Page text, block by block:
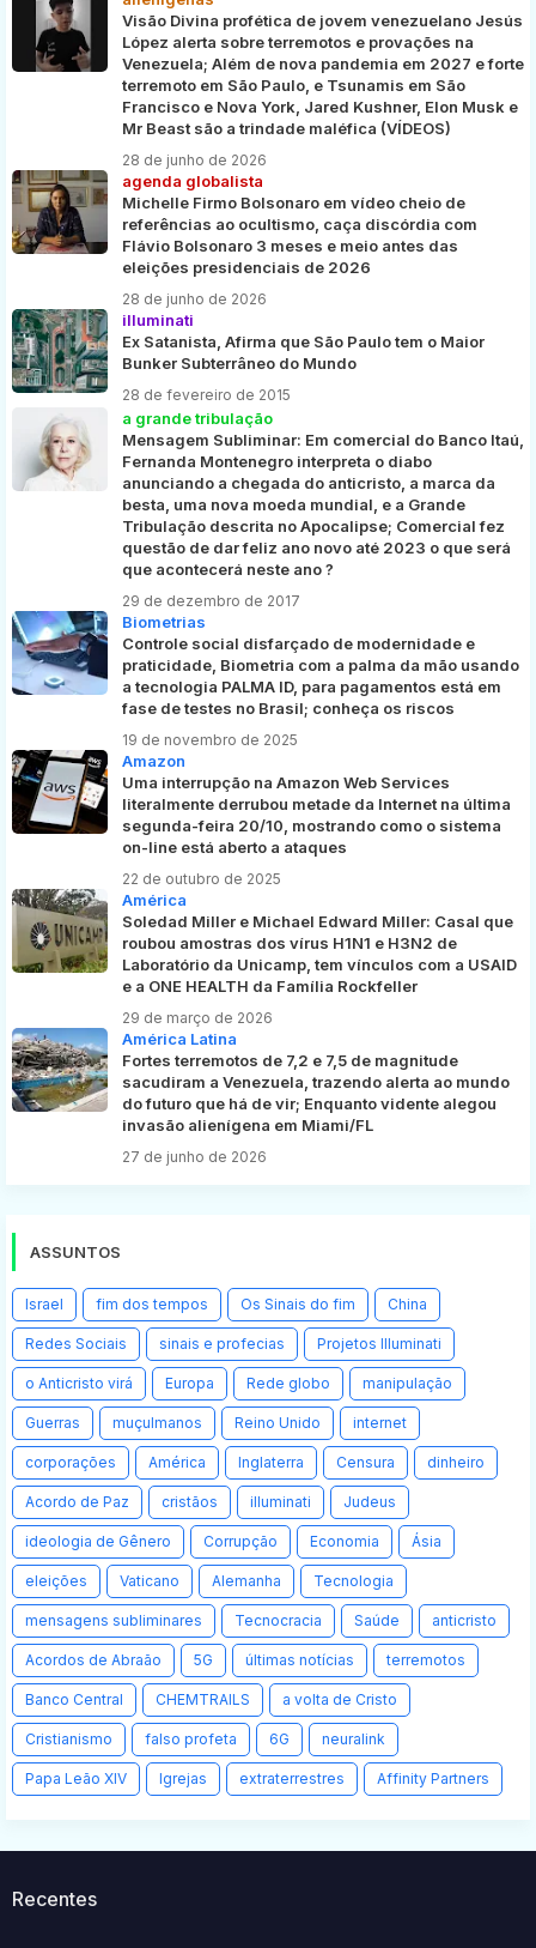
Visão Divina profética de jovem venezuelano Jesús
López alerta sobre terremotos e provações na
Venezuela; Além de nova pandemia em 2027 e forte
terremoto em São Paulo, e Tsunamis em São
Francisco e Nova York, Jared Kushner, Elon Musk e
Mr Beast são a trindade maléfica (VÍDEOS)
28 de junho de 2026
agenda globalista
Michelle Firmo Bolsonaro em vídeo cheio de
referências ao ocultismo, caça discórdia com
Flávio Bolsonaro 3 meses e meio antes das
eleições presidenciais de 2026
28 de junho de 2026
illuminati
Ex Satanista, Afirma que São Paulo tem o Maior
Bunker Subterrâneo do Mundo
28 de fevereiro de 2015
a grande tribulação
Mensagem Subliminar: Em comercial do Banco Itaú,
Fernanda Montenegro interpreta o diabo
anunciando a chegada do anticristo, a marca da
besta, uma nova moeda mundial, e a Grande
Tribulação descrita no Apocalipse; Comercial fez
questão de dar feliz ano novo até 2023 o que será
que acontecerá neste ano ?
29 de dezembro de 2017
Biometrias
Controle social disfarçado de modernidade e
praticidade, Biometria com a palma da mão usando
a tecnologia PALMA ID, para pagamentos está em
fase de testes no Brasil; conheça os riscos
19 de novembro de 2025
Amazon
Uma interrupção na Amazon Web Services
literalmente derrubou metade da Internet na última
segunda-feira 20/10, mostrando como o sistema
on-line está aberto a ataques
22 de outubro de 2025
América
Soledad Miller e Michael Edward Miller: Casal que
roubou amostras dos vírus H1N1 e H3N2 de
Laboratório da Unicamp, tem vínculos com a USAID
e a ONE HEALTH da Família Rockfeller
29 de março de 2026
América Latina
Fortes terremotos de 7,2 e 7,5 de magnitude
sacudiram a Venezuela, trazendo alerta ao mundo
do futuro que há de vir; Enquanto vidente alegou
invasão alienígena em Miami/FL
27 de junho de 2026
ASSUNTOS
Israel fim dos tempos Os Sinais do fim China
Redes Sociais sinais e profecias Projetos Illuminati
o Anticristo virá Europa Rede globo manipulação
Guerras muçulmanos Reino Unido internet
corporações América Inglaterra Censura dinheiro
Acordo de Paz cristãos illuminati Judeus
ideologia de Gênero Corrupção Economia Ásia
eleições Vaticano Alemanha Tecnologia
mensagens subliminares Tecnocracia Saúde anticristo
Acordos de Abraão 5G últimas notícias terremotos
Banco Central CHEMTRAILS a volta de Cristo
Cristianismo falso profeta 6G neuralink
Papa Leão XIV Igrejas extraterrestres Affinity Partners
Recentes